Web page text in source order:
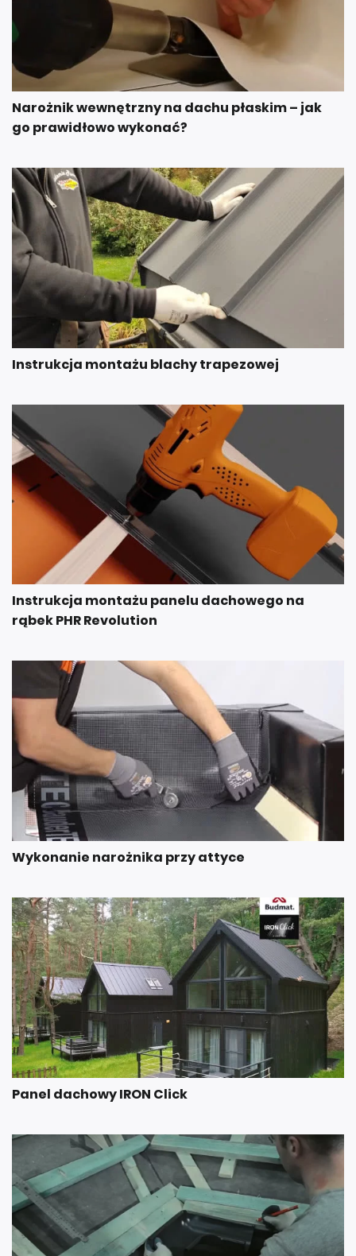
Narożnik wewnętrzny na dachu płaskim – jak
go prawidłowo wykonać?
Instrukcja montażu blachy trapezowej
Instrukcja montażu panelu dachowego na
rąbek PHR Revolution
Wykonanie narożnika przy attyce
Panel dachowy IRON Click